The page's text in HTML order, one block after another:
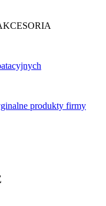
produkty firmy